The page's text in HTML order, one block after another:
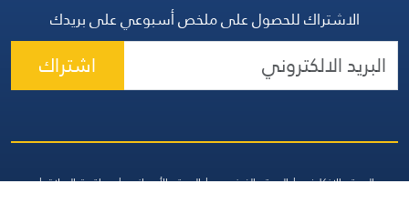
الاشتراك للحصول على ملخص أسبوعي على بريدك
اشتراك
الموقع الإنكليزي الموقع الفرنسي الموقع الأسباني
مواقيت الصلاة